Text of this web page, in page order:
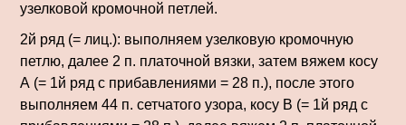
узелковой кромочной петлей.
2й ряд (= лиц.): выполняем узелковую кромочную
петлю, далее 2 п. платочной вязки, затем вяжем косу
А (= 1й ряд с прибавлениями = 28 п.), после этого
выполняем 44 п. сетчато­го узора, косу В (= 1й ряд с